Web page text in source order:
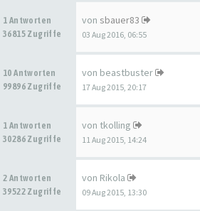
1 Antworten
36815 Zugriffe
von sbauer83
03 Aug 2016, 06:55
10 Antworten
99896 Zugriffe
von beastbuster
17 Aug 2015, 20:17
1 Antworten
30286 Zugriffe
von tkolling
11 Aug 2015, 14:24
2 Antworten
39522 Zugriffe
von Rikola
09 Aug 2015, 13:30